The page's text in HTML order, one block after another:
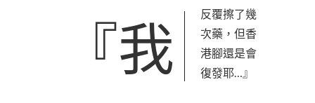
『我反覆擦了幾
次藥，但香
港腳還是會
復發耶…』